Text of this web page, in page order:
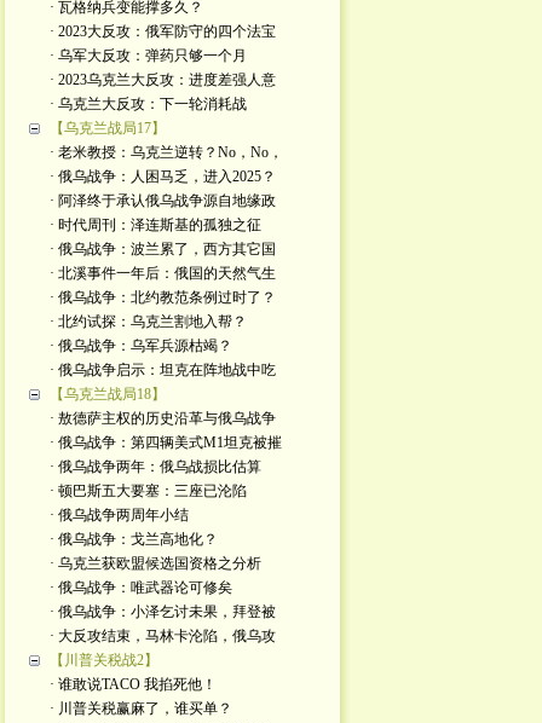
· 瓦格纳兵变能撑多久？
· 2023大反攻：俄军防守的四个法宝
· 乌军大反攻：弹药只够一个月
· 2023乌克兰大反攻：进度差强人意
· 乌克兰大反攻：下一轮消耗战
【乌克兰战局17】
· 老米教授：乌克兰逆转？No，No，
· 俄乌战争：人困马乏，进入2025？
· 阿泽终于承认俄乌战争源自地缘政
· 时代周刊：泽连斯基的孤独之征
· 俄乌战争：波兰累了，西方其它国
· 北溪事件一年后：俄国的天然气生
· 俄乌战争：北约教范条例过时了？
· 北约试探：乌克兰割地入帮？
· 俄乌战争：乌军兵源枯竭？
· 俄乌战争启示：坦克在阵地战中吃
【乌克兰战局18】
· 敖德萨主权的历史沿革与俄乌战争
· 俄乌战争：第四辆美式M1坦克被摧
· 俄乌战争两年：俄乌战损比估算
· 顿巴斯五大要塞：三座已沦陷
· 俄乌战争两周年小结
· 俄乌战争：戈兰高地化？
· 乌克兰获欧盟候选国资格之分析
· 俄乌战争：唯武器论可修矣
· 俄乌战争：小泽乞讨未果，拜登被
· 大反攻结束，马林卡沦陷，俄乌攻
【川普关税战2】
· 谁敢说TACO 我掐死他！
· 川普关税赢麻了，谁买单？